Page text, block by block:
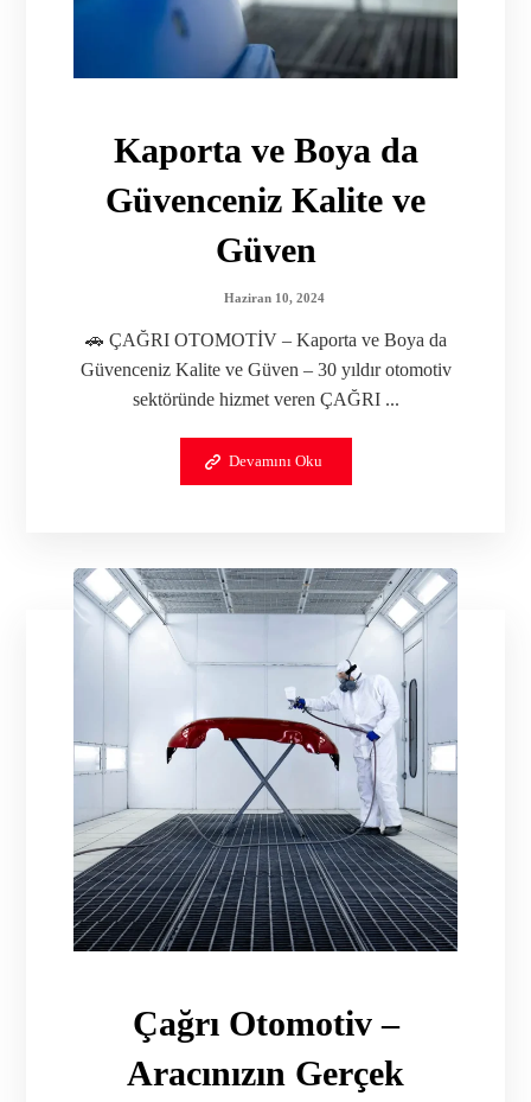
Kaporta ve Boya da
Güvenceniz Kalite ve
Güven
Haziran 10, 2024
🚗 ÇAĞRI OTOMOTİV – Kaporta ve Boya da
Güvenceniz Kalite ve Güven – 30 yıldır otomotiv
sektöründe hizmet veren ÇAĞRI ...
Devamını Oku
Çağrı Otomotiv –
Aracınızın Gerçek